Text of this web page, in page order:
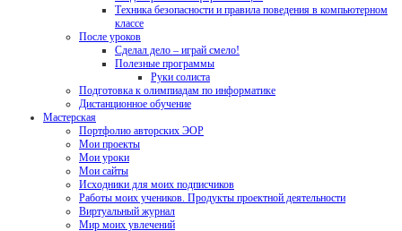
Техника безопасности и правила поведения в компьютерном
классе
После уроков
Сделал дело – играй смело!
Полезные программы
Руки солиста
Подготовка к олимпиадам по информатике
Дистанционное обучение
Мастерская
Портфолио авторских ЭОР
Мои проекты
Мои уроки
Мои сайты
Исходники для моих подписчиков
Работы моих учеников. Продукты проектной деятельности
Виртуальный журнал
Мир моих увлечений